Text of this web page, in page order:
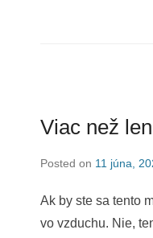
Viac než
Posted on 11 júna,
Ak by ste sa tento
vo vzduchu. Nie,